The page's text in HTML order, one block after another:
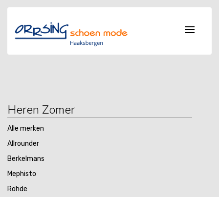
Heren Zomer
Alle merken
Allrounder
Berkelmans
Mephisto
Rohde